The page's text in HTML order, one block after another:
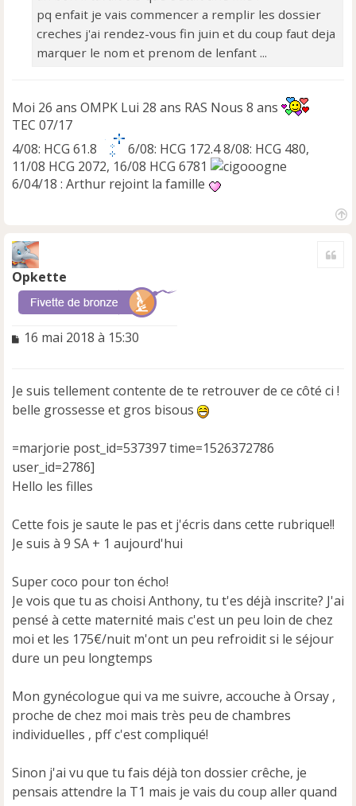
pq enfait je vais commencer a remplir les dossier
creches j'ai rendez-vous fin juin et du coup faut deja
marquer le nom et prenom de lenfant ...
Moi 26 ans OMPK Lui 28 ans RAS Nous 8 ans
TEC 07/17
4/08: HCG 61.8
6/08: HCG 172.4 8/08: HCG 480,
11/08 HCG 2072, 16/08 HCG 6781
6/04/18 : Arthur rejoint la famille
Opkette
M
a
g
n
o
n
l
16 mai 2018 à 15:30
Je suis tellement contente de te retrouver de ce côté ci !
belle grossesse et gros bisous
=marjorie post_id=537397 time=1526372786
user_id=2786]
Hello les filles
Cette fois je saute le pas et j'écris dans cette rubrique!!
Je suis à 9 SA + 1 aujourd'hui
Super coco pour ton écho!
Je vois que tu as choisi Anthony, tu t'es déjà inscrite? J'ai
pensé à cette maternité mais c'est un peu loin de chez
moi et les 175€/nuit m'ont un peu refroidit si le séjour
dure un peu longtemps
Mon gynécologue qui va me suivre, accouche à Orsay ,
proche de chez moi mais très peu de chambres
individuelles , pff c'est compliqué!
Sinon j'ai vu que tu fais déjà ton dossier crêche, je
pensais attendre la T1 mais je vais du coup aller quand